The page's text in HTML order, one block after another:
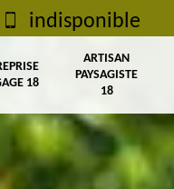
indisponible
18
ARTISAN
PAYSAGISTE
18